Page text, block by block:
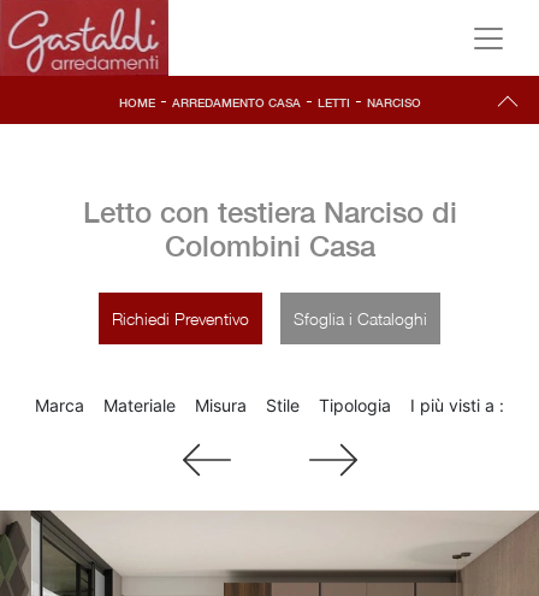
HOME- ARREDAMENTO CASA- LETTI - NARCISO
Letto con testiera Narciso di
Colombini Casa
Richiedi Preventivo Sfoglia i Cataloghi
Marca Materiale Misura Stile Tipologia I più visti a :